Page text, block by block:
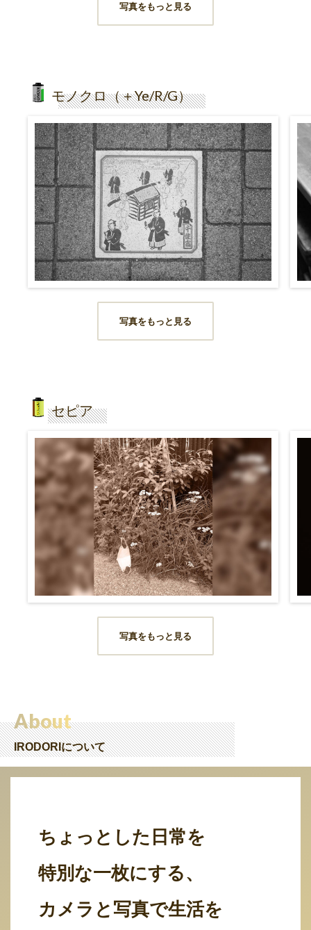
写真をもっと見る
モノクロ（＋Ye/R/G）
写真をもっと見る
セピア
写真をもっと見る
About
IRODORIについて
ちょっとした日常を
特別な一枚にする、
カメラと写真で生活を